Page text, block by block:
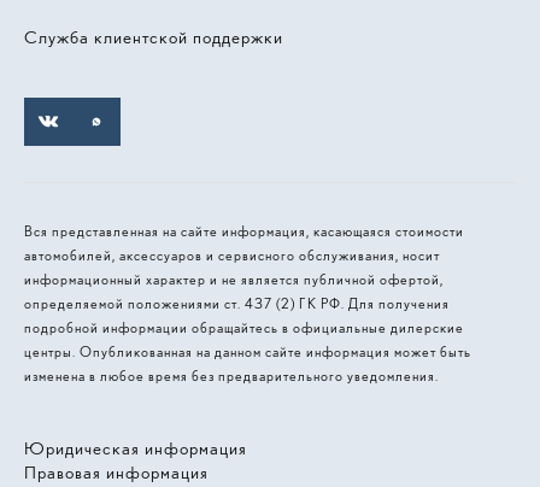
Служба клиентской поддержки
Вся представленная на сайте информация, касающаяся стоимости
автомобилей, аксессуаров и сервисного обслуживания, носит
информационный характер и не является публичной офертой,
определяемой положениями ст. 437 (2) ГК РФ. Для получения
подробной информации обращайтесь в официальные дилерские
центры. Опубликованная на данном сайте информация может быть
изменена в любое время без предварительного уведомления.
Юридическая информация
Правовая информация